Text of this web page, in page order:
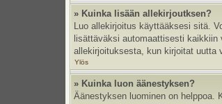
» Kuinka lisään allekirjoutksen?
Luo allekirjoitus käyttääksesi sitä.
lisättäväksi automaattisesti
allekirjoituksesta, kun kirjoitat uutta
Ylös
» Kuinka luon äänestyksen?
Äänestyksen luominen on